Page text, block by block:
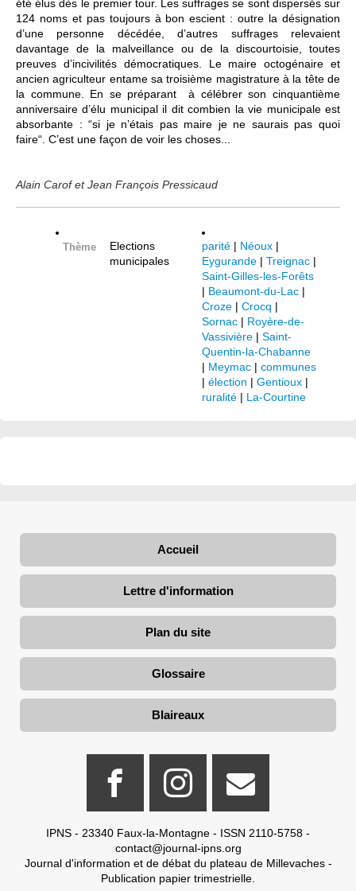
été élus dès le premier tour. Les suffrages se sont dispersés sur
124 noms et pas toujours à bon escient : outre la désignation
d’une personne décédée, d’autres suffrages relevaient
davantage de la malveillance ou de la discourtoisie, toutes
preuves d’incivilités démocratiques. Le maire octogénaire et
ancien agriculteur entame sa troisième magistrature à la tête de
la commune. En se préparant à célébrer son cinquantième
anniversaire d’élu municipal il dit combien la vie municipale est
absorbante : “si je n’étais pas maire je ne saurais pas quoi
faire“. C’est une façon de voir les choses...
Alain Carof et Jean François Pressicaud
Thème
Elections
municipales
parité | Néoux |
Eygurande | Treignac |
Saint-Gilles-les-Forêts
| Beaumont-du-Lac |
Croze | Crocq |
Sornac | Royère-de-
Vassivière | Saint-
Quentin-la-Chabanne
| Meymac | communes
| élection | Gentioux |
ruralité | La-Courtine
Accueil
Lettre d'information
Plan du site
Glossaire
Blaireaux
IPNS - 23340 Faux-la-Montagne - ISSN 2110-5758 -
contact@journal-ipns.org
Journal d'information et de débat du plateau de Millevaches -
Publication papier trimestrielle.